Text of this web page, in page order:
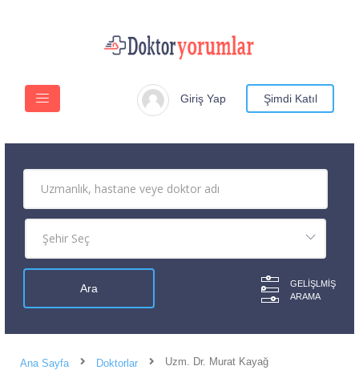
Giriş Yap Şimdi Katıl
GELIŞLMIŞ
ARAMA
Ana Sayfa Doktorlar Uzm. Dr. Murat Kayağ